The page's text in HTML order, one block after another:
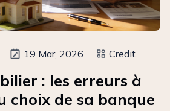
19 Mar, 2026 Credit
: les erreurs à
choix de sa banque